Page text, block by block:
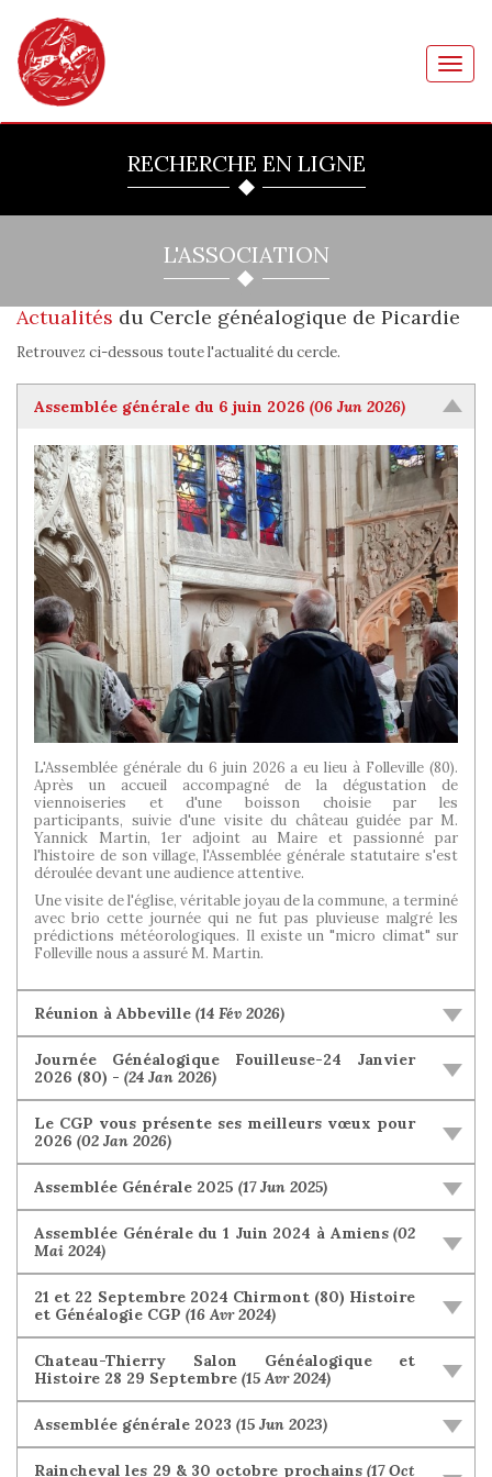
RECHERCHE EN LIGNE
L'ASSOCIATION
Actualités du Cercle généalogique de Picardie
Retrouvez ci-dessous toute l'actualité du cercle.
Assemblée générale du 6 juin 2026 (06 Jun 2026)
L'Assemblée générale du 6 juin 2026 a eu lieu à Folleville (80).
Après un accueil accompagné de la dégustation de
viennoiseries et d'une boisson choisie par les
participants, suivie d'une visite du château guidée par M.
Yannick Martin, 1er adjoint au Maire et passionné par
l'histoire de son village, l'Assemblée générale statutaire s'est
déroulée devant une audience attentive.
Une visite de l'église, véritable joyau de la commune, a terminé
avec brio cette journée qui ne fut pas pluvieuse malgré les
prédictions météorologiques. Il existe un "micro climat" sur
Folleville nous a assuré M. Martin.
Réunion à Abbeville (14 Fév 2026)
Journée Généalogique Fouilleuse-24 Janvier
2026 (80) - (24 Jan 2026)
Le CGP vous présente ses meilleurs vœux pour
2026 (02 Jan 2026)
Assemblée Générale 2025 (17 Jun 2025)
Assemblée Générale du 1 Juin 2024 à Amiens(02
Mai 2024)
21 et 22 Septembre 2024 Chirmont (80) Histoire
et Généalogie CGP (16 Avr 2024)
Chateau-Thierry Salon Généalogique et
Histoire 28 29 Septembre (15 Avr 2024)
Assemblée générale 2023 (15 Jun 2023)
Raincheval les 29 & 30 octobre prochains(17 Oct